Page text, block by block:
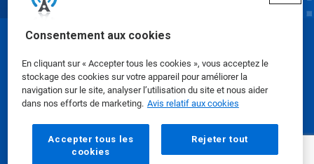
Consentement aux cookies
En cliquant sur « Accepter tous les cookies », vous acceptez le
stockage des cookies sur votre appareil pour améliorer la
navigation sur le site, analyser l’utilisation du site et nous aider
dans nos efforts de marketing. Avis relatif aux cookies
Accepter tous les
cookies
Rejeter tout
Fiches signalétiques|Politique de confidentialité
Modalités d'utilisation